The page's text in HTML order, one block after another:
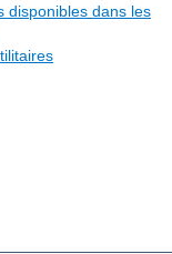
disponibles dans les